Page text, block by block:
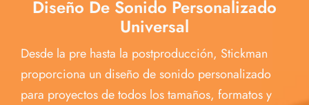
Diseño De Sonido Personalizado
Universal
Desde la pre hasta la postproducción, Stickman
proporciona un diseño de sonido personalizado
para proyectos de todos los tamaños, formatos y